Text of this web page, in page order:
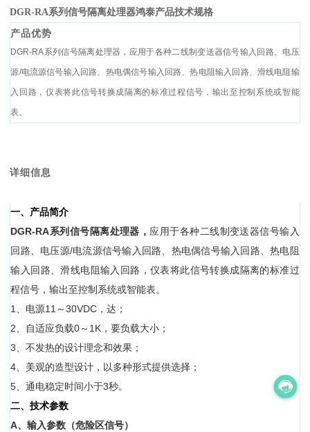
DGR-RA系列信号隔离处理器鸿泰产品技术规格
产品优势
DGR-RA系列信号隔离处理器，应用于各种二线制变送器信号输入回路、电压
源/电流源信号输入回路、热电偶信号输入回路、热电阻输入回路、滑线电阻输
入回路，仪表将此信号转换成隔离的标准过程信号，输出至控制系统或智能
表。
详细信息
一、产品简介
DGR-RA系列信号隔离处理器 ， 应用于各种二线制变送器信号输入
回路、电压源/电流源信号输入回路、热电偶信号输入回路、热电阻
输入回路、滑线电阻输入回路，仪表将此信号转换成隔离的标准过
程信号，输出至控制系统或智能表。
1、电源11～30VDC，达；
2、自适应负载0～1K，要负载大小；
3、不发热的设计理念和效果；
4、美观的造型设计，以多种形式提供选择；
5、通电稳定时间小于3秒。
二、技术参数
A、输入参数（危险区信号）